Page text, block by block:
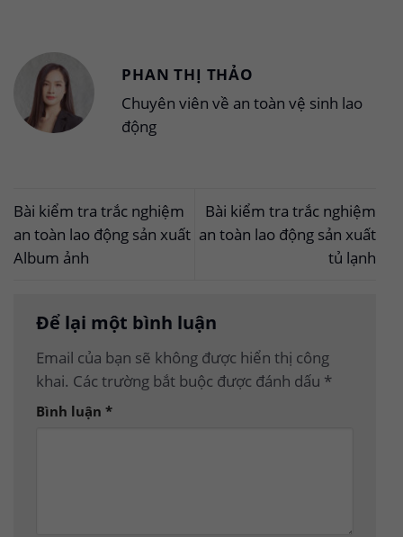
PHAN THỊ THẢO
Chuyên viên về an toàn vệ sinh lao
động
Bài kiểm tra trắc nghiệm
an toàn lao động sản xuất
Album ảnh
Bài kiểm tra trắc nghiệm
an toàn lao động sản xuất
tủ lạnh
Để lại một bình luận
Email của bạn sẽ không được hiển thị công
khai. Các trường bắt buộc được đánh dấu *
Bình luận *